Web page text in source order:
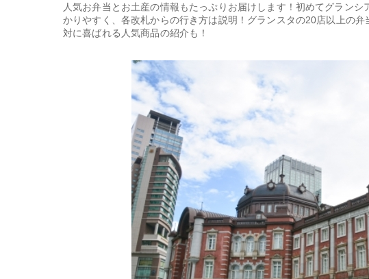
人気お弁当とお土産の情報もたっぷりお届けします！初めてグラン
かりやすく、各改札からの行き方は説明！グランスタの20店以上の
対に喜ばれる人気商品の紹介も！